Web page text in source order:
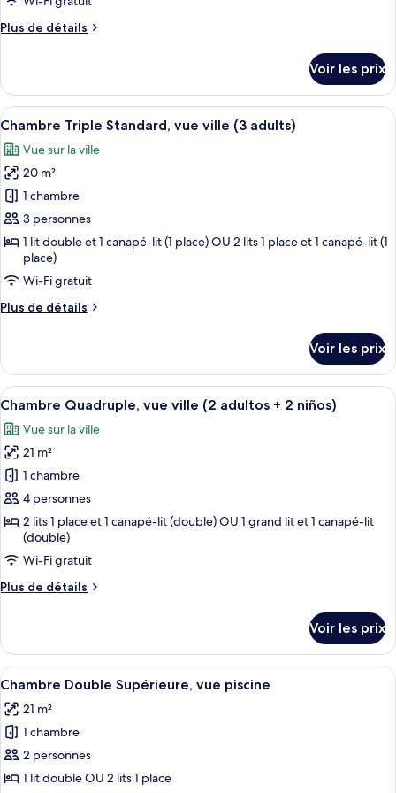
Chambre
Triple,
ville
(2
adults
+
1
child)
Plus de détails
Plus
le
type
de
Chambre
Triple,
vue
ville
(2
adults
+
child)
Voir les prix
Afficher
toutes
les
photos
pour
ce
type
chambre :
Chambre
Triple
vue
ville
(3
adults)
Une chambre d’hôtel équipée d’un
6
Chambre Triple Standard, vue ville (3 adults)
Vue sur la ville
20 m²
1 chambre
3 personnes
1 lit double et 1 canapé-lit (1 place) OU 2 lits 1 place et 1 canapé-lit (1
place)
Wi-Fi gratuit
Plus de détails
Plus
le
type
de
Chambre
Triple
Standard,
vue
ville
(3
adults)
Voir les prix
Afficher
toutes
les
photos
pour
ce
type
chambre :
Chambre
Quadruple,
ville
(2
adultos
+
2
niños)
Une chambre d’hôtel équipée d’un
5
Chambre Quadruple, vue ville (2 adultos + 2 niños)
Vue sur la ville
21 m²
1 chambre
4 personnes
2 lits 1 place et 1 canapé-lit (double) OU 1 grand lit et 1 canapé-lit
(double)
Wi-Fi gratuit
Plus de détails
Plus
le
type
de
Chambre
Quadruple,
ville
(2
Voir les prix
Afficher
toutes
les
photos
pour
ce
Une chambre d’hôtel avec un lit,
8
Chambre Double Supérieure, vue piscine
21 m²
1 chambre
2 personnes
1 lit double OU 2 lits 1 place